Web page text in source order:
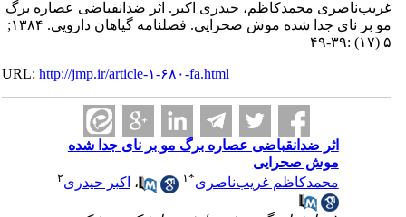
محمد‌کاظم، حیدری اکبر. اثر ضدانقباضی عصاره برگ
مو بر نای جدا شده موش صحرایی. فصلنامه گياهان دارویی. ۱۳۸۴;
URL:http://jmp.ir/article-۱-۶۸۰-fa.html
اثر ضدانقباضی عصاره برگ مو بر نای جدا شده
موش صحرایی
محمد‌کاظم غریب‌ناصری
۱ ،اکبر حیدری۲